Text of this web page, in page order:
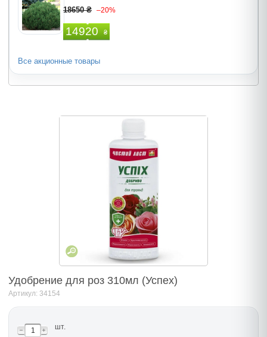
18650 ₴ –20%
14920 ₴
Все акционные товары
Удобрение для роз 310мл (Успех)
Артикул: 34154
шт.